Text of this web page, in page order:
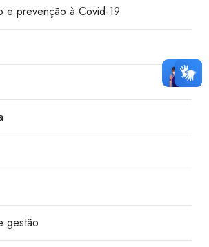
e prevenção à Covid-19
gestão